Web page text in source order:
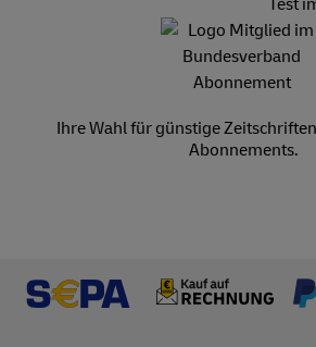
Ihre Wahl für günstige
Abonnements.